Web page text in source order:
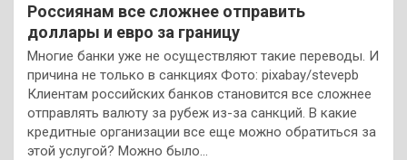
Россиянам все сложнее отправить
доллары и евро за границу
Многие банки уже не осуществляют такие переводы. И
причина не только в санкциях Фото: pixabay/stevepb
Клиентам российских банков становится все сложнее
отправлять валюту за рубеж из-за санкций. В какие
кредитные организации все еще можно обратиться за
этой услугой? Можно было…